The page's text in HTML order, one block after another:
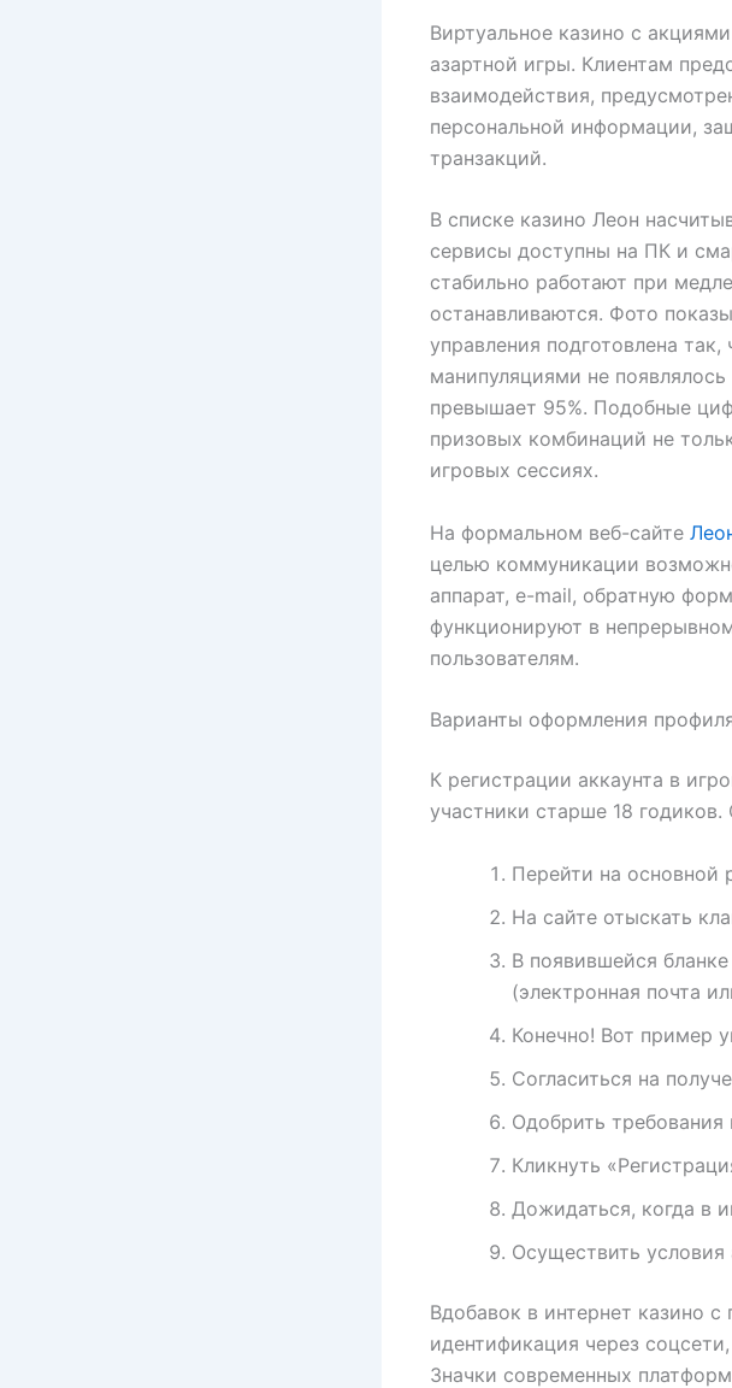
Виртуальное казино с
азартной игры. Клиентам
взаимодействия,
персональной информации,
транзакций.
В списке казино Леон
сервисы доступны на ПК и
стабильно работают при
останавливаются. Фото
управления подготовлена
манипуляциями не
превышает 95%. Подобные
призовых комбинаций не
игровых сессиях.
На формальном веб-сайте
целью коммуникации
аппарат, e-mail, обратную
функционируют в
пользователям.
Варианты оформления
К регистрации аккаунта в
участники старше 18
Перейти на основной
На сайте отыскать
В появившейся
(электронная почта
Конечно! Вот пример
Согласиться на
Одобрить требования
Кликнуть
Дожидаться, когда в
Осуществить
Вдобавок в интернет казино
идентификация через
Значки современных